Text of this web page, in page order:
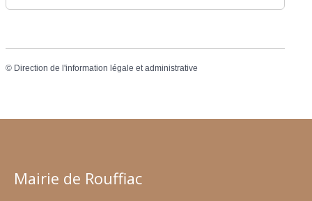
© Direction de l'information légale et administrative
Mairie de Rouffiac